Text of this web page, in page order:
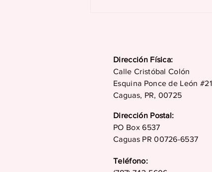
Dirección Física:
Calle Cristóbal Colón
Esquina Ponce de León #21
Caguas, PR, 00725
Dirección Postal:
PO Box 6537
Caguas PR 00726-6537
Teléfono: